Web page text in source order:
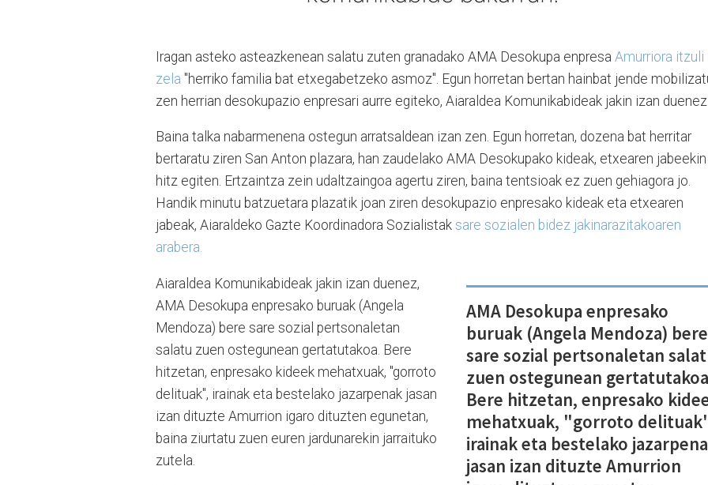
Iragan asteko asteazkenean salatu zuten granadako AMA Desokupa enpresa Amurriora itzuli
zela "herriko familia bat etxegabetzeko asmoz". Egun horretan bertan hainbat jende
zen herrian desokupazio enpresari aurre egiteko, Aiaraldea Komunikabideak jakin izan
Baina talka nabarmenena ostegun arratsaldean izan zen. Egun horretan, dozena bat herritar
bertaratu ziren San Anton plazara, han zaudelako AMA Desokupako kideak, etxearen jabeekin
hitz egiten. Ertzaintza zein udaltzaingoa agertu ziren, baina tentsioak ez zuen gehiagora jo.
Handik minutu batzuetara plazatik joan ziren desokupazio enpresako kideak eta etxearen
jabeak, Aiaraldeko Gazte Koordinadora Sozialistak sare sozialen bidez jakinarazitakoaren
arabera.
AMA Desokupa enpresako
buruak (Angela Mendoza) bere
sare sozial pertsonaletan
zuen ostegunean
Bere hitzetan, enpresako
mehatxuak, "gorroto
irainak eta bestelako
jasan izan dituzte Amurrion
Aiaraldea Komunikabideak jakin izan duenez,
AMA Desokupa enpresako buruak (Angela
Mendoza) bere sare sozial pertsonaletan
salatu zuen ostegunean gertatutakoa. Bere
hitzetan, enpresako kideek mehatxuak, "gorroto
delituak", irainak eta bestelako jazarpenak jasan
izan dituzte Amurrion igaro dituzten egunetan,
baina ziurtatu zuen euren jardunarekin jarraituko
zutela.